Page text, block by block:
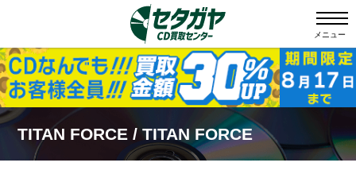
メニュー
TITAN FORCE / TITAN FORCE